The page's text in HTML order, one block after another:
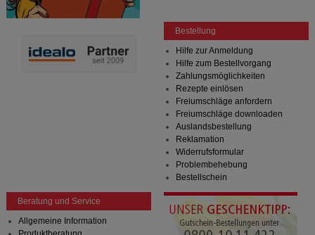
Bestellung
Hilfe zur Anmeldung
Hilfe zum Bestellvorgang
Zahlungsmöglichkeiten
Rezepte einlösen
Freiumschläge anfordern
Freiumschläge downloaden
Auslandsbestellung
Reklamation
Widerrufsformular
Problembehebung
Bestellschein
Beratung und Service
Allgemeine Information